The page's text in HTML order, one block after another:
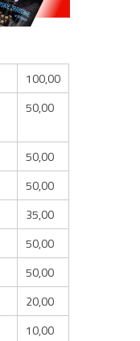
100,00
50,00
50,00
50,00
35,00
50,00
50,00
20,00
10,00